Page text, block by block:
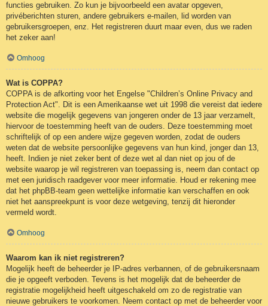
functies gebruiken. Zo kun je bijvoorbeeld een avatar opgeven,
privéberichten sturen, andere gebruikers e-mailen, lid worden van
gebruikersgroepen, enz. Het registreren duurt maar even, dus we raden
het zeker aan!
Omhoog
Wat is COPPA?
COPPA is de afkorting voor het Engelse "Children’s Online Privacy and
Protection Act". Dit is een Amerikaanse wet uit 1998 die vereist dat iedere
website die mogelijk gegevens van jongeren onder de 13 jaar verzamelt,
hiervoor de toestemming heeft van de ouders. Deze toestemming moet
schriftelijk of op een andere wijze gegeven worden, zodat de ouders
weten dat de website persoonlijke gegevens van hun kind, jonger dan 13,
heeft. Indien je niet zeker bent of deze wet al dan niet op jou of de
website waarop je wil registreren van toepassing is, neem dan contact op
met een juridisch raadgever voor meer informatie. Houd er rekening mee
dat het phpBB-team geen wettelijke informatie kan verschaffen en ook
niet het aanspreekpunt is voor deze wetgeving, tenzij dit hieronder
vermeld wordt.
Omhoog
Waarom kan ik niet registreren?
Mogelijk heeft de beheerder je IP-adres verbannen, of de gebruikersnaam
die je opgeeft verboden. Tevens is het mogelijk dat de beheerder de
registratie mogelijkheid heeft uitgeschakeld om zo de registratie van
nieuwe gebruikers te voorkomen. Neem contact op met de beheerder voor